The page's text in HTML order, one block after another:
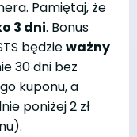
Pamiętaj, że
3 dni. Bonus
będzieważny
30 dni bez
kuponu, a
poniżej 2 zł